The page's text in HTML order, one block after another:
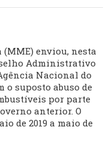
enviou, nesta
Administrativo
Nacional do
o suposto abuso de
por parte
anterior. O
de 2019 a maio de